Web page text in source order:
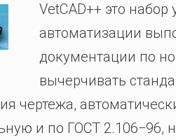
VetCAD++ это
автоматизации
документации по
вычерчивать
чертежа,
и по ГОСТ 2.106−96,